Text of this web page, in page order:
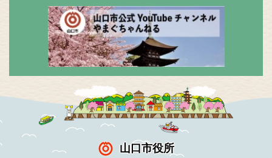
山口市役所